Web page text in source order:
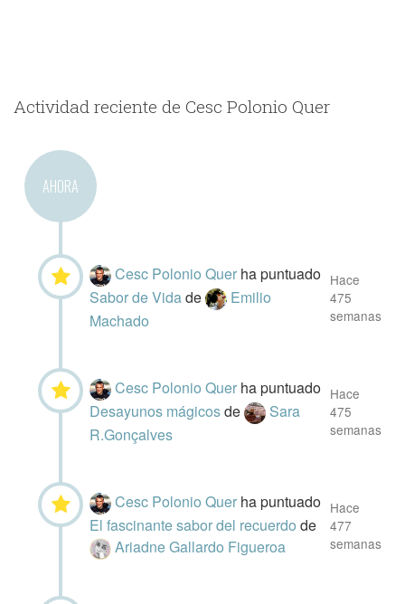
Actividad reciente de Cesc Polonio Quer
AHORA
Cesc Polonio Quer ha puntuado
Sabor de Vidade
Emilio
Machado
Hace
475
semanas
Cesc Polonio Quer ha puntuado
Desayunos mágicosde
Sara
R.Gonçalves
Hace
475
semanas
Cesc Polonio Quer ha puntuado
El fascinante sabor del recuerdode
Ariadne Gallardo Figueroa
Hace
477
semanas